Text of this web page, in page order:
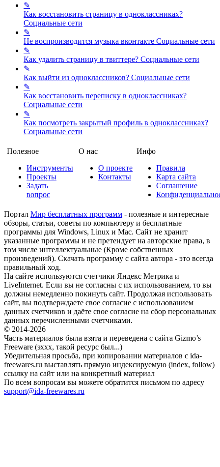
✎
Как восстановить страницу в одноклассниках?
Социальные сети
✎
Не воспроизводится музыка вконтакте Социальные сети
✎
Как удалить страницу в твиттере? Социальные сети
✎
Как выйти из одноклассников? Социальные сети
✎
Как восстановить переписку в одноклассниках?
Социальные сети
✎
Как посмотреть закрытый профиль в одноклассниках?
Социальные сети
Полезное
Инструменты
Проекты
Задать
вопрос
О нас
О проекте
Контакты
Инфо
Правила
Карта сайта
Соглашение
Портал Мир бесплатных программ - полезные и интересные
обзоры, статьи, советы по компьютеру и бесплатные
программы для Windows, Linux и Mac. Сайт не хранит
указанные программы и не претендует на авторские права, в
том числе интеллектуальные (Кроме собственных
произведений). Скачать программу с сайта автора - это всегда
правильный ход.
На сайте используются счетчики Яндекс Метрика и
LiveInternet. Если вы не согласны с их использованием, то вы
должны немедленно покинуть сайт. Продолжая использовать
сайт, вы подтверждаете свое согласие с использованием
данных счетчиков и даёте свое согласие на сбор персональных
данных перечисленными счетчиками.
© 2014-2026
Часть материалов была взята и переведена с сайта Gizmo’s
Freeware (эххх, такой ресурс был...)
Убедительная просьба, при копировании материалов с ida-
freewares.ru выставлять прямую индексируемую (index, follow)
ссылку на сайт или на конкретный материал
По всем вопросам вы можете обратится письмом по адресу
support@ida-freewares.ru